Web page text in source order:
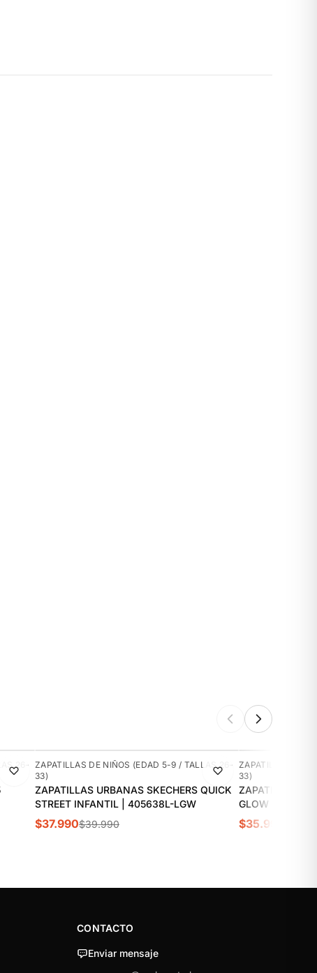
26-
-5%
ZAPATILLAS DE NIÑOS (EDAD 5-9 / TALLAS 26-
33)
ZAPATILLAS URBANAS SKECHERS QUICK
STREET INFANTIL | 405638L-LGW
$37.990$39.990
-10%
ZAPATILLAS DE
33)
ZAPATILLAS
GLOW ULTRA
$35.990
CONTACTO
Enviar mensaje